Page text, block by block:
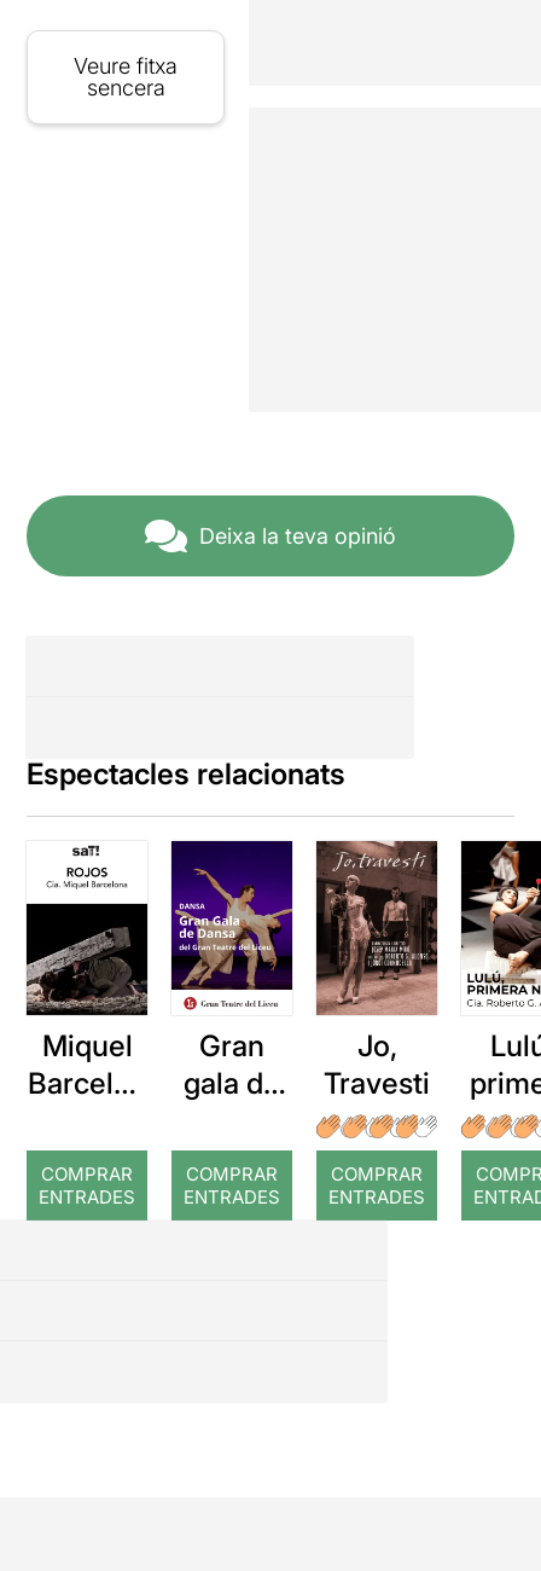
Veure fitxa
sencera
Deixa la teva opinió
Espectacles relacionats
Miquel
Barcelon
COMPRAR
ENTRADES
Gran
gala de
COMPRAR
ENTRADES
Jo,
Travesti
COMPRAR
ENTRADES
nit